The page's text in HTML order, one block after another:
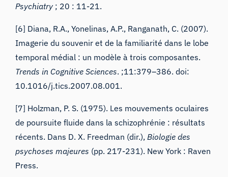
Psychiatry ; 20 : 11-21.
[6] Diana, R.A., Yonelinas, A.P., Ranganath, C. (2007).
Imagerie du souvenir et de la familiarité dans le lobe
temporal médial : un modèle à trois composantes.
Trends in Cognitive Sciences. ;11:379–386. doi:
10.1016/j.tics.2007.08.001.
[7] Holzman, P. S. (1975). Les mouvements oculaires
de poursuite fluide dans la schizophrénie : résultats
récents. Dans D. X. Freedman (dir.), Biologie des
psychoses majeures (pp. 217-231). New York : Raven
Press.